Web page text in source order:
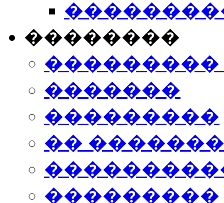
��������
���������
�������
���������
��
���������